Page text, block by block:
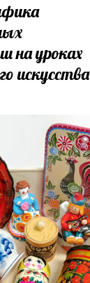
на уроках
искусства